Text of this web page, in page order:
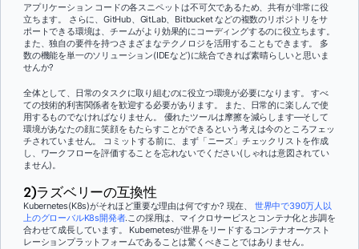
アプリケーション コードの各スニペットは不可欠であるため、共有が非常に役
立ちます。 さらに、GitHub、GitLab、Bitbucket などの複数のリポジトリをサ
ポートできる環境は、チームがより効果的にコーディングするのに役立ちます。
また、独自の要件を持つさまざまなテクノロジを活用することもできます。 多
数の機能を単一のソリューション(IDEなど)に統合できれば素晴らしいと思いま
せんか?
全体として、日常のタスクに取り組むのに役立つ環境が必要になります。 すべ
ての技術的利害関係者を歓迎する必要があります。 また、日常的に楽しんで使
用するものでなければなりません。 優れたツールは摩擦を減らします—そして
環境があなたの顔に笑顔をもたらすことができるという考えは今のところフェッ
チされていません。 コミットする前に、まず「ニーズ」チェックリストを作成
し、ワークフローを評価することを忘れないでください(しゃれは意図されてい
ません)。
2)ラズベリーの互換性
Kubernetes(K8s)がそれほど重要な理由は何ですか? 現在、 世界中で390万人以
上のグローバルK8s開発者.この採用は、マイクロサービスとコンテナ化と歩調を
合わせて成長しています。 Kubernetesが世界をリードするコンテナオーケスト
レーションプラットフォームであることは驚くべきことではありません。